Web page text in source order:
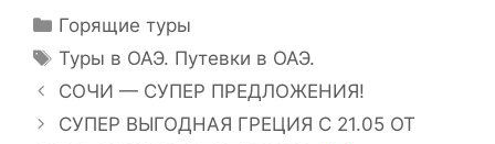
Горящие туры
Туры в ОАЭ. Путевки в ОАЭ.
СОЧИ — СУПЕР ПРЕДЛОЖЕНИЯ!
СУПЕР ВЫГОДНАЯ ГРЕЦИЯ С 21.05 ОТ